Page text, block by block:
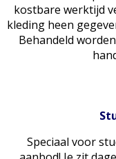
kostbare werktijd
kleding heen
Behandeld
Speciaal voor